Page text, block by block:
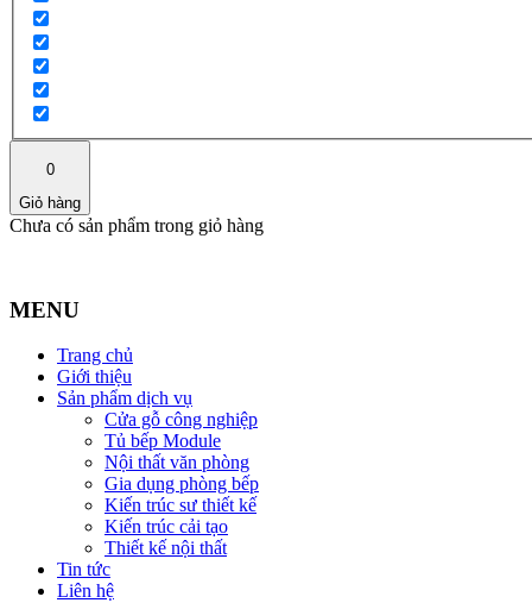
0
Giỏ hàng
Chưa có sản phẩm trong giỏ hàng
MENU
Trang chủ
Giới thiệu
Sản phẩm dịch vụ
Cửa gỗ công nghiệp
Tủ bếp Module
Nội thất văn phòng
Gia dụng phòng bếp
Kiến trúc sư thiết kế
Kiến trúc cải tạo
Thiết kế nội thất
Tin tức
Liên hệ